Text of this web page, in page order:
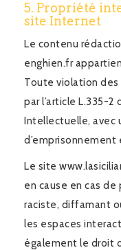
5. Propriété
site Internet
Le contenu
enghien.fr
Toute violation des
par l’article L.335-
Intellectuelle, avec
d’emprisonnement
Le site
en cause en cas de
raciste, diffamant
les espaces
également le droit